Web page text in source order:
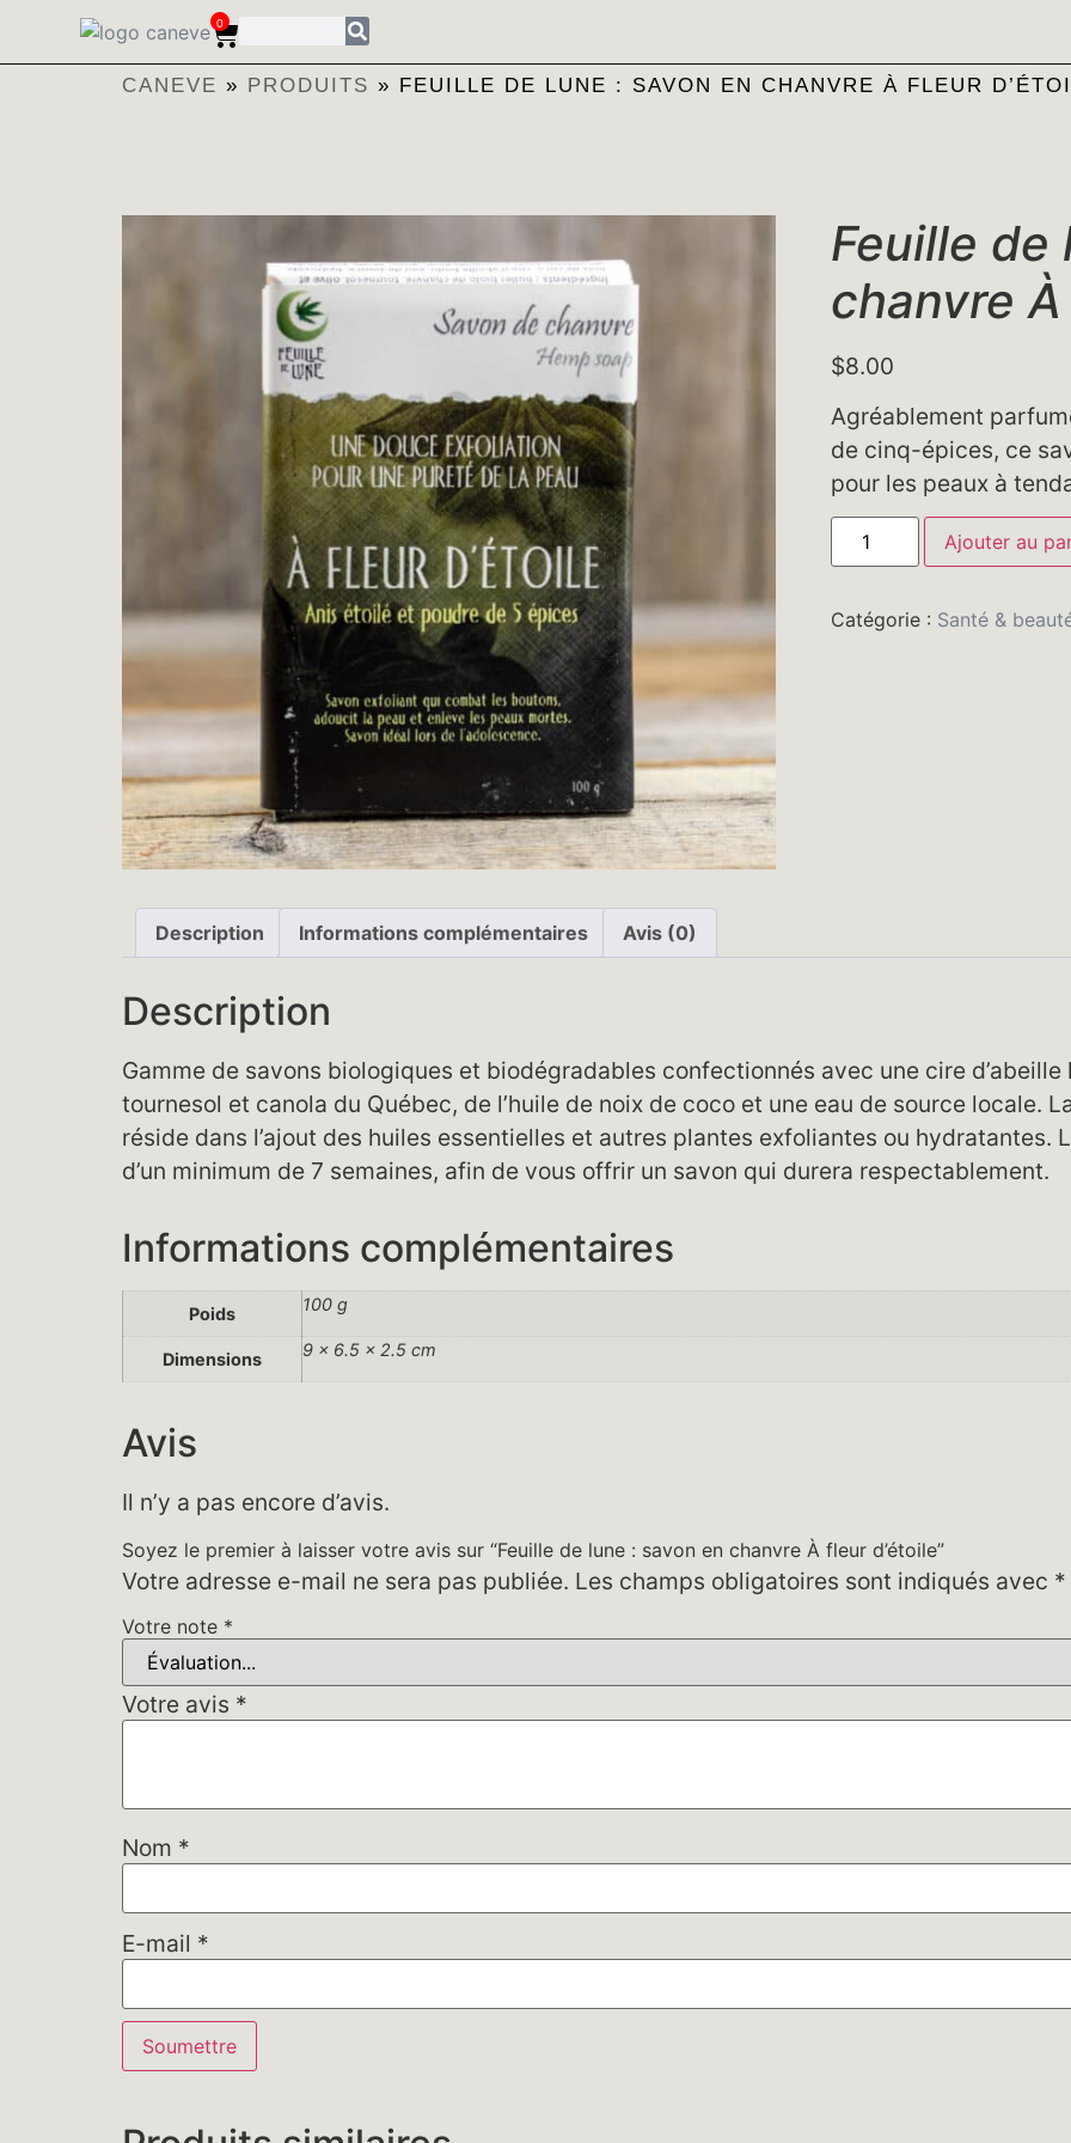
0
CANEVE » PRODUITS » FEUILLE DE LUNE : SAVON EN CHANVRE À FLEUR
Feuille de
chanvre
$8.00
Agréablement
de cinq-épices, ce
pour les peaux à
Ajouter au
Catégorie : Santé &
Description Informations complémentaires Avis (0)
Description
Gamme de savons biologiques et biodégradables confectionnés avec une cire
tournesol et canola du Québec, de l’huile de noix de coco et une eau de source locale.
réside dans l’ajout des huiles essentielles et autres plantes exfoliantes ou hydratantes.
d’un minimum de 7 semaines, afin de vous offrir un savon qui durera respectablement.
Informations complémentaires
Poids 100 g
Dimensions 9 × 6.5 × 2.5 cm
Avis
Il n’y a pas encore d’avis.
Soyez le premier à laisser votre avis sur “Feuille de lune : savon en chanvre À fleur d’étoile”
Votre adresse e-mail ne sera pas publiée. Les champs obligatoires sont indiqués avec *
Votre note *
Votre avis *
Nom *
E-mail *